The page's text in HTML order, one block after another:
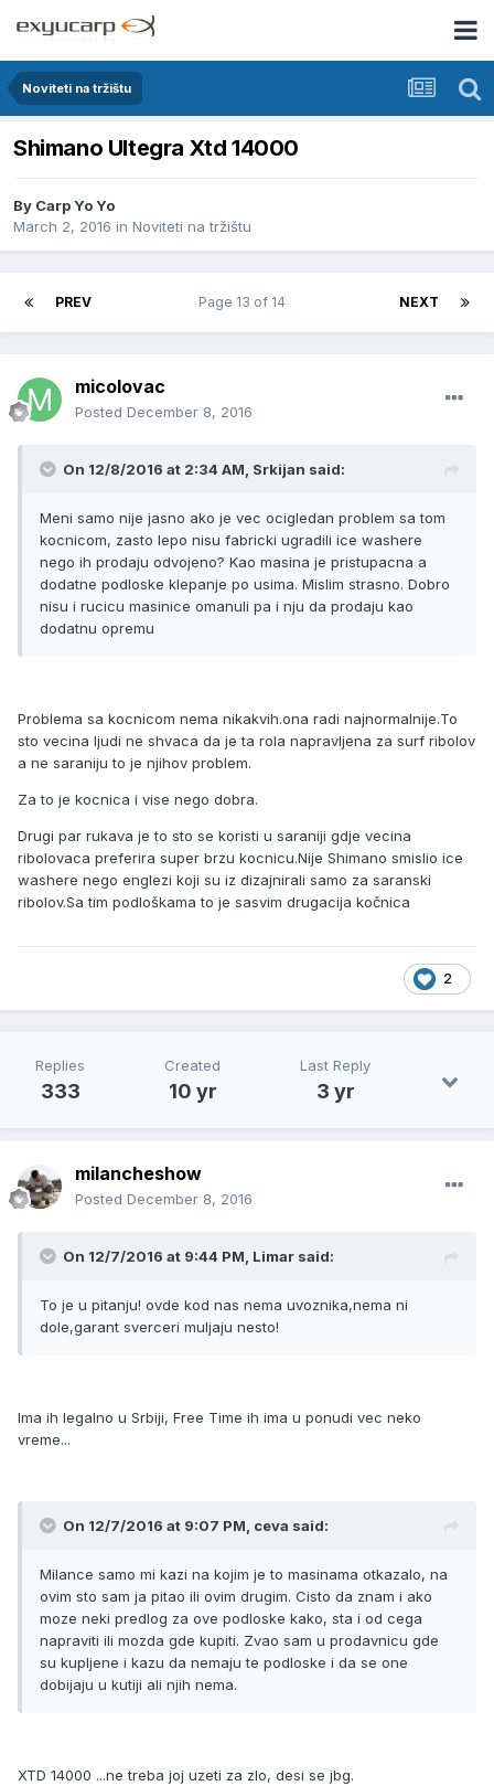
Noviteti na tržištu
Shimano Ultegra Xtd 14000
By Carp Yo Yo
March 2, 2016 in Noviteti na tržištu
PREV NEXT
Page 13 of 14
micolovac
Posted December 8, 2016
On 12/8/2016 at 2:34 AM, Srkijan said:
Meni samo nije jasno ako je vec ocigledan problem sa tom
kocnicom, zasto lepo nisu fabricki ugradili ice washere
nego ih prodaju odvojeno? Kao masina je pristupacna a
dodatne podloske klepanje po usima. Mislim strasno. Dobro
nisu i rucicu masinice omanuli pa i nju da prodaju kao
dodatnu opremu
Problema sa kocnicom nema nikakvih.ona radi najnormalnije.To
sto vecina ljudi ne shvaca da je ta rola napravljena za surf ribolov
a ne saraniju to je njihov problem.
Za to je kocnica i vise nego dobra.
Drugi par rukava je to sto se koristi u saraniji gdje vecina
ribolovaca preferira super brzu kocnicu.Nije Shimano smislio ice
washere nego englezi koji su iz dizajnirali samo za saranski
ribolov.Sa tim podloškama to je sasvim drugacija kočnica
2
Replies
333
Created
10 yr
Last Reply
3 yr
milancheshow
Posted December 8, 2016
On 12/7/2016 at 9:44 PM, Limar said:
To je u pitanju! ovde kod nas nema uvoznika,nema ni
dole,garant sverceri muljaju nesto!
Ima ih legalno u Srbiji, Free Time ih ima u ponudi vec neko
vreme...
On 12/7/2016 at 9:07 PM, ceva said:
Milance samo mi kazi na kojim je to masinama otkazalo, na
ovim sto sam ja pitao ili ovim drugim. Cisto da znam i ako
moze neki predlog za ove podloske kako, sta i od cega
napraviti ili mozda gde kupiti. Zvao sam u prodavnicu gde
su kupljene i kazu da nemaju te podloske i da se one
dobijaju u kutiji ali njih nema.
XTD 14000 ...ne treba joj uzeti za zlo, desi se jbg.